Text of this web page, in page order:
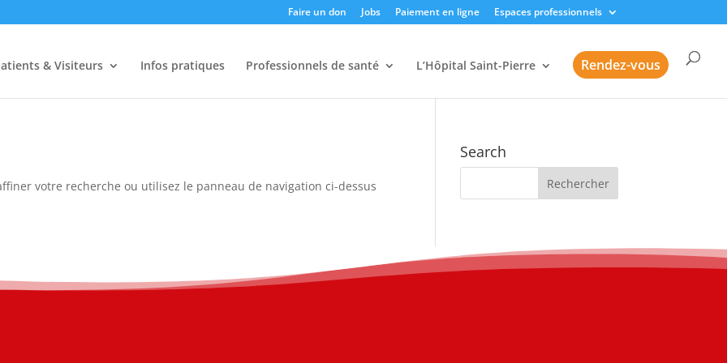
Faire un don Jobs Paiement en ligne Espaces professionnels
& Visiteurs Infos pratiques Professionnels de santé L’Hôpital Saint-Pierre Rendez-vous
votre recherche ou utilisez le panneau de navigation ci-dessus
Search